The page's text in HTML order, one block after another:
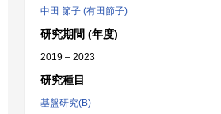
中田 節子 (有田節子)
研究期間 (年度)
2019 – 2023
研究種目
基盤研究(B)